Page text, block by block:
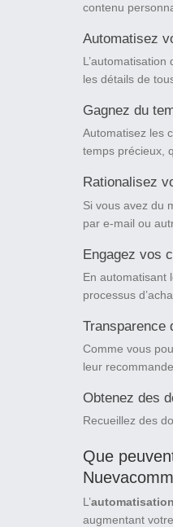
contenu
Automatisez
les détails de
Gagnez du
Automatisez les
temps précieux,
Rationalisez
Si vous avez du
par e-mail ou
Engagez vos
En automatisant
processus
Transparence
Comme vous
leur
Obtenez des
Recueillez des
Que
L’
augmentant